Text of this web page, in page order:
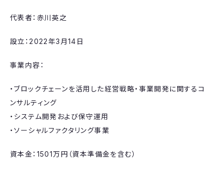
代表者：赤川英之
設立：2022年3月14日
事業内容：
・ブロックチェーンを活用した経営戦略・事業開発に関するコ
ンサルティング
・システム開発および保守運用
・ソーシャルファクタリング事業
資本金：1501万円（資本準備金を含む）